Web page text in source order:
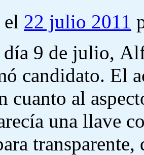
22 julio 2011
día 9 de julio,
candidato. El
cuanto al
una llave